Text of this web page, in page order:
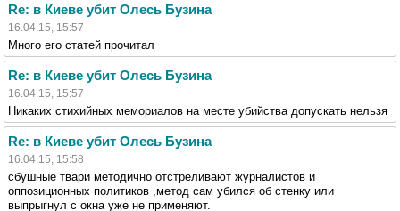
Re: в Киеве убит Олесь Бузина
16.04.15, 15:57
Много его статей прочитал
Re: в Киеве убит Олесь Бузина
16.04.15, 15:57
Никаких стихийных мемориалов на месте убийства допускать нельзя
Re: в Киеве убит Олесь Бузина
16.04.15, 15:58
сбушные твари методично отстреливают журналистов и
оппозиционных политиков ,метод сам убился об стенку или
выпрыгнул с окна уже не применяют.